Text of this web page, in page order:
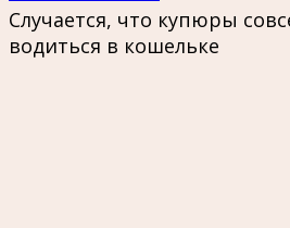
Случается, что купюры
водиться в кошельке